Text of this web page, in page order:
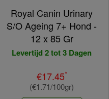
Royal Canin Urinary
S/O Ageing 7+ Hond -
12 x 85 Gr
Levertijd 2 tot 3 Dagen
€17.45*
(€1.71/100gr)